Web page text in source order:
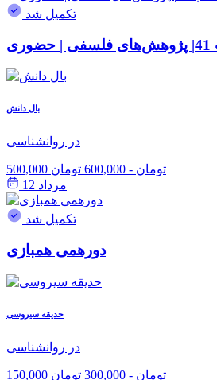
تکمیل شد
بال دانش
در روانشناسی
500,000 تومان - 600,000 تومان
مرداد 12
تکمیل شد
دورهمی همبازی
حدیقه سیروسی
در روانشناسی
150,000 تومان - 300,000 تومان